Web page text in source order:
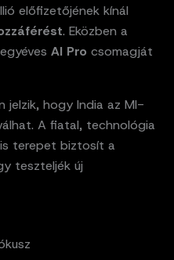
előfizetőjének kínál
. Eközben a
AI Pro csomagját
jelzik, hogy India az MI-
A fiatal, technológia
terepet biztosít a
teszteljék új